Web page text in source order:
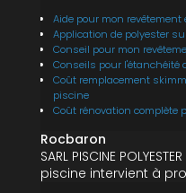
Aide pour mon
Application de polyester
Conseil pour mon
Conseils pour l'étanchéité
Coût remplacement
piscine
Coût rénovation complète
Rocbaron
SARL PISCINE
piscine intervient à